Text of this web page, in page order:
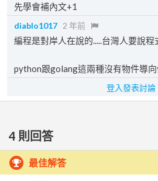
先學會補內文+1
diablo1017 2 年前
編程是對岸人在說的.....台灣人要說程
python跟golang這兩種沒有物件導
登入發表討論
4 則回答
最佳解答